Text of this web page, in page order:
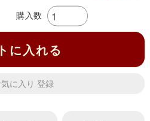
購入数
に入れる
気に入り